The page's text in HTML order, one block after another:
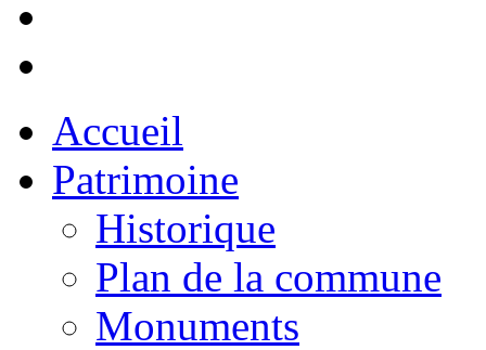
Accueil
Patrimoine
Historique
Plan de la commune
Monuments